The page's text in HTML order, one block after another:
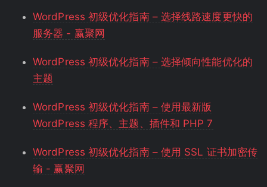
WordPress 初级优化指南 – 选择线路速度更快的
服务器 - 赢聚网
WordPress 初级优化指南 – 选择倾向性能优化的
主题
WordPress 初级优化指南 – 使用最新版
WordPress 程序、主题、插件和 PHP 7
WordPress 初级优化指南 – 使用 SSL 证书加密传
输 - 赢聚网